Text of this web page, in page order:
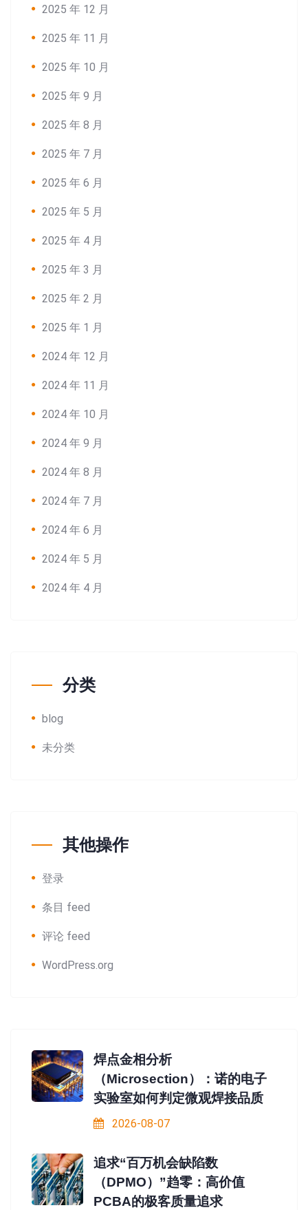
2025 年 12 月
2025 年 11 月
2025 年 10 月
2025 年 9 月
2025 年 8 月
2025 年 7 月
2025 年 6 月
2025 年 5 月
2025 年 4 月
2025 年 3 月
2025 年 2 月
2025 年 1 月
2024 年 12 月
2024 年 11 月
2024 年 10 月
2024 年 9 月
2024 年 8 月
2024 年 7 月
2024 年 6 月
2024 年 5 月
2024 年 4 月
分类
blog
未分类
其他操作
登录
条目 feed
评论 feed
WordPress.org
焊点金相分析
（Microsection）：诺的电子
实验室如何判定微观焊接品质
2026-08-07
追求“百万机会缺陷数
（DPMO）”趋零：高价值
PCBA的极客质量追求